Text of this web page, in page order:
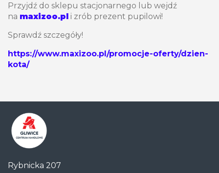
Przyjdź do sklepu stacjonarnego lub wejdź
na maxizoo.pl i zrób prezent pupilowi!
Sprawdź szczegóły!
https://www.maxizoo.pl/promocje-oferty/dzien-
kota/
Handlowe
Rybnicka 207